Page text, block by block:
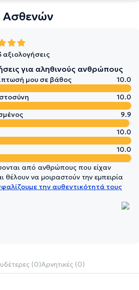
Ασθενών
για αληθινούς ανθρώπους
μου σε βάθος
10.0
10.0
9.9
10.0
10.0
από ανθρώπους που είχαν
θέλουν να μοιραστούν την εμπειρία
την αυθεντικότητά τους
(0)Αρνητικές (0)